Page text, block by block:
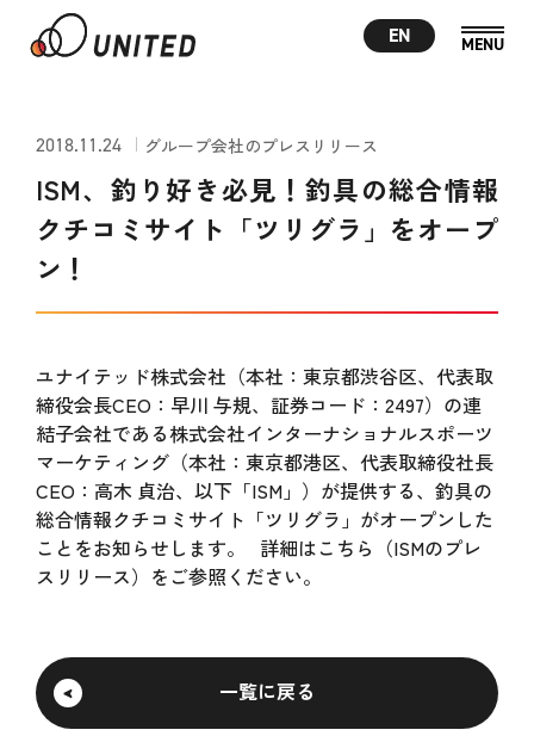
EN
2018.11.24 グループ会社のプレスリリース
ISM、釣り好き必見！釣具の総合情報
クチコミサイト「ツリグラ」をオープ
ン！
ユナイテッド株式会社（本社：東京都渋谷区、代表取
締役会長CEO：早川 与規、証券コード：2497）の連
結子会社である株式会社インターナショナルスポーツ
マーケティング（本社：東京都港区、代表取締役社長
CEO：高木 貞治、以下「ISM」）が提供する、釣具の
総合情報クチコミサイト「ツリグラ」がオープンした
ことをお知らせします。 詳細はこちら（ISMのプレ
スリリース） をご参照ください。
一覧に戻る